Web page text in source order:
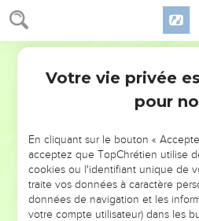
NE MANQUEZ PAS
DE
ET SI LEURS ERREURS
VOTRES
Votre vie privée
pour
En cliquant sur le bouton «
acceptez que TopChrétien utilise
cookies ou l'identifiant unique de
traite vos données à caractère
données de navigation et les
votre compte utilisateur) dans les